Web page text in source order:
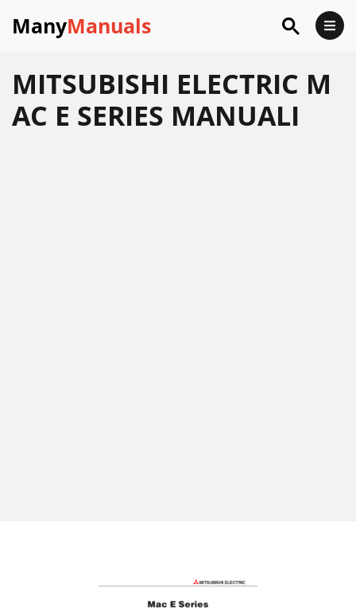
ManyManuals
MITSUBISHI ELECTRIC M
AC E SERIES MANUALI